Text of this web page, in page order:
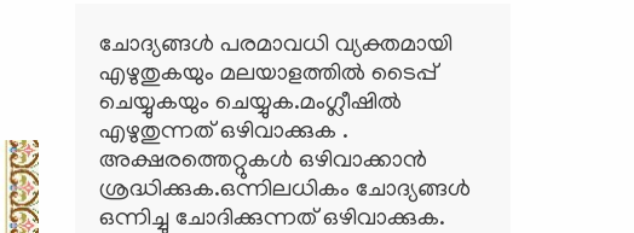
ചോദ്യങ്ങള്‍ പരമാവധി വ്യക്തമായി
എഴുതുകയും മലയാളത്തില്‍ ടൈപ്പ്
ചെയ്യുകയും ചെയ്യുക.മംഗ്ലീഷില്‍
എഴുതുന്നത് ഒഴിവാക്കുക .
അക്ഷരത്തെറ്റുകള്‍ ഒഴിവാക്കാന്‍
ശ്രദ്ധിക്കുക.ഒന്നിലധികം ചോദ്യങ്ങള്‍
ഒന്നിച്ചു ചോദിക്കുന്നത് ഒഴിവാക്കുക.